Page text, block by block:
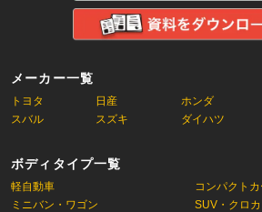
メーカー一覧
トヨタ 日産 ホンダ
スバル
スズキ ダイハツ
ボディタイプ一覧
軽自動車
コンパクトカ
ミニバン・ワゴン
SUV・クロ